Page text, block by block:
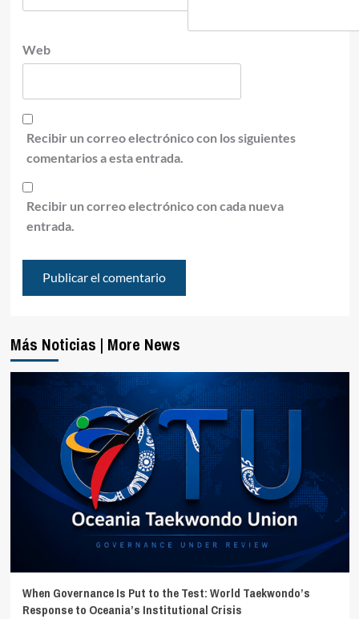
Web
Recibir un correo electrónico con los siguientes
comentarios a esta entrada.
Recibir un correo electrónico con cada nueva
entrada.
Más Noticias | More News
When Governance Is Put to the Test: World Taekwondo’s
Response to Oceania’s Institutional Crisis